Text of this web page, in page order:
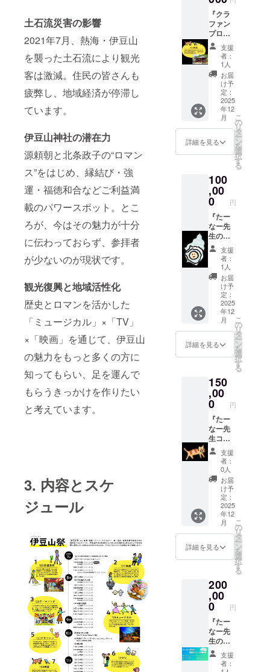
土石流災害の影響
2021年7月、熱海・伊豆山
を襲った土石流により観光
客は激減。住民の皆さんも
疲弊し、地域経済が停滞し
ています。
伊豆山神社の潜在力
源頼朝と北条政子の“ロマン
ス”をはじめ、縁結び・強
運・福徳和合などご利益満
載のパワースポット。とこ
ろが、今はその魅力が十分
に伝わっておらず、参拝者
が少ないのが現状です。
観光復興と地域活性化
歴史とロマンを活かした
「ミュージカル」×「TV」
×「映画」を通じて、伊豆山
の魅力をもっと多くの方に
知ってもらい、足を運んで
もらうきっかけを作りたい
と考えています。
3. 内容とスケ
ジュール
あなた
のお名
前を掲
載しま
す。
「サン
クスレ
ター」
◆お礼
のメー
ルをさ
せて頂
きま
す。ご
ます。
・有効
期限
2026年
12月
末。
「お名
前クレ
ジッ
ト」 ◆
プロ
ジェク
トの成
果物に
あなた
のお名
「サン
クスレ
ター」
◆お礼
のメー
ルをさ
せて頂
きま
す。ご
支援心
から感
謝致し
ます。
『クラ
ファン
プロ
デュー
ス』 ◆
たー
なー先
生があ
なたの
夢を一
緒に考
えてク
ラファ
ンプロ
デュー
ZOOM
にてあ
なたの
夢を一
緒に考
えま
す。 ・
あなた
に最適
なクラ
ファン
のプロ
デュー
スを行
いま
す。 ・
有効期
限2026
年12月
前クレ
ジッ
ト」 ◆
プロ
ジェク
トの成
果物に
あなた
のお名
前を掲
載しま
す。
「サン
クスレ
ター」
◆お礼
のメー
ルをさ
せて頂
支援心
から感
謝致し
ます。
支援
者：
1人
お届
け予
定：
2025
年12
月
詳細を見る
こ
の
リ
タ
ー
ン
を
選
択
す
る
100
,00
0 円
『たー
なー先
生のボ
イトレ
25分
×10回』
◆30年
間5万人
以上の
夢をか
なえた
たー
なー先
生のオ
ンライ
特別価
格で受
講でき
ます。
◆25分
間の個
人レッ
スン10
回を受
講でき
ます。
◆有効
期限
2026年
12月
末。
「お名
前クレ
ジッ
ジェク
トの成
果物に
あなた
のお名
前を掲
載しま
す。
「サン
クスレ
支援
者：
1人
お届
け予
定：
2025
年12
月
詳細を見る
こ
の
リ
タ
ー
ン
を
選
択
す
る
150
,00
0 円
『たー
なー先
生コン
サル
ティン
グ』 ◆
たー
なー先
生があ
なたの
目的を
コンサ
ルしま
す。 ・
ZOOM
×6ヶ月
コンサ
ルしま
す。 ・
あなた
のゴー
ル達成
を一緒
に目指
しま
支援
者：
0人
お届
け予
定：
2025
年12
月
詳細を見る
こ
の
リ
タ
ー
ン
を
選
択
す
る
200
,00
0 円
『たー
なー先
生のボ
イトレ
企業研
修』 内
支援
者：